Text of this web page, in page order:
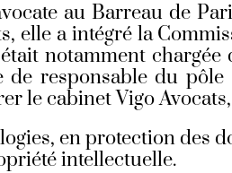
au Barreau de
elle a intégré la
notamment
de responsable du
le cabinet Vigo
en protection des
intellectuelle.